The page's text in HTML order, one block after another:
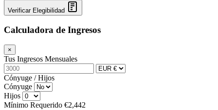
Verificar Elegibilidad
Calculadora de Ingresos
×
Tus Ingresos Mensuales
Cónyuge / Hijos
Cónyuge
Hijos
Mínimo Requerido €2,442